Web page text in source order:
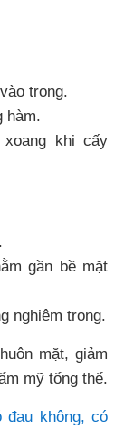
trong.
hàm.
khi cấy
gần bề mặt
nghiêm trọng.
mặt, giảm
mỹ tổng thể.
đau không, có